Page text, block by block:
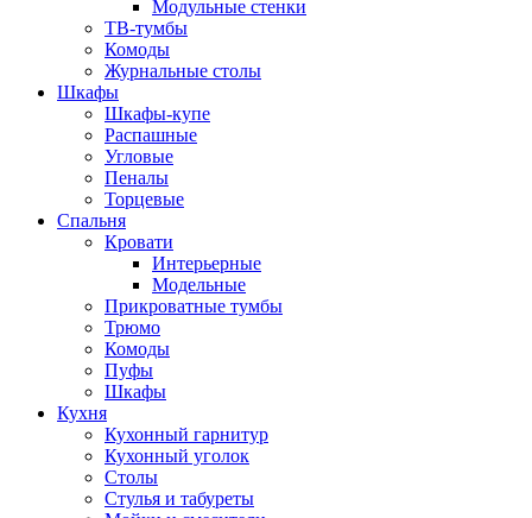
Модульные стенки
ТВ-тумбы
Комоды
Журнальные столы
Шкафы
Шкафы-купе
Распашные
Угловые
Пеналы
Торцевые
Спальня
Кровати
Интерьерные
Модельные
Прикроватные тумбы
Трюмо
Комоды
Пуфы
Шкафы
Кухня
Кухонный гарнитур
Кухонный уголок
Столы
Стулья и табуреты